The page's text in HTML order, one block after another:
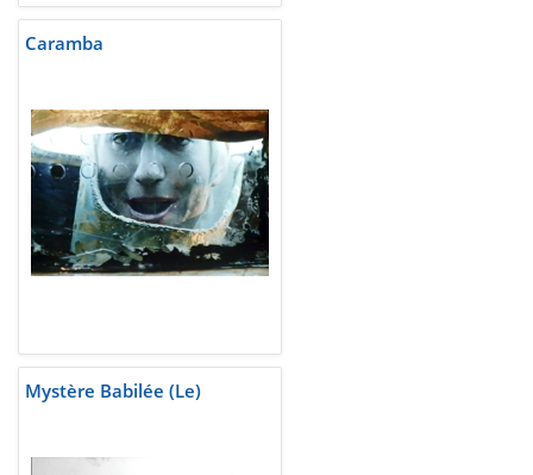
Caramba
Mystère Babilée (Le)